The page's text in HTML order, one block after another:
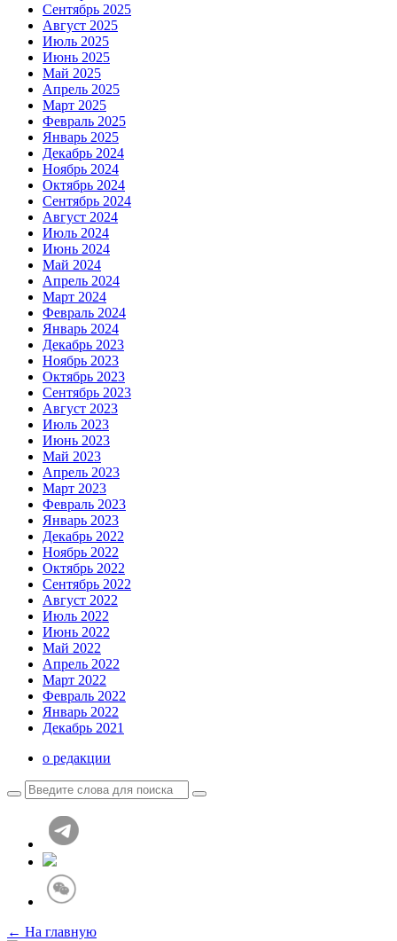
Сентябрь 2025
Август 2025
Июль 2025
Июнь 2025
Май 2025
Апрель 2025
Март 2025
Февраль 2025
Январь 2025
Декабрь 2024
Ноябрь 2024
Октябрь 2024
Сентябрь 2024
Август 2024
Июль 2024
Июнь 2024
Май 2024
Апрель 2024
Март 2024
Февраль 2024
Январь 2024
Декабрь 2023
Ноябрь 2023
Октябрь 2023
Сентябрь 2023
Август 2023
Июль 2023
Июнь 2023
Май 2023
Апрель 2023
Март 2023
Февраль 2023
Январь 2023
Декабрь 2022
Ноябрь 2022
Октябрь 2022
Сентябрь 2022
Август 2022
Июль 2022
Июнь 2022
Май 2022
Апрель 2022
Март 2022
Февраль 2022
Январь 2022
Декабрь 2021
о редакции
← На главную